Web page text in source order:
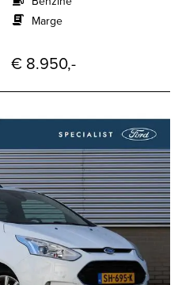
Marge
€ 8.950,-